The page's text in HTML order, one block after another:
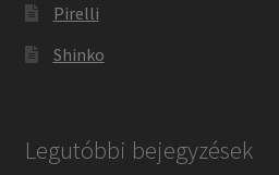
Pirelli
Shinko
Legutóbbi bejegyzések